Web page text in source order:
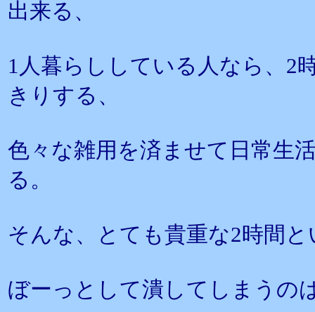
出来る、
1人暮らししている人なら、2
きりする、
色々な雑用を済ませて日常生
る。
そんな、とても貴重な2時間
ぼーっとして潰してしまうの